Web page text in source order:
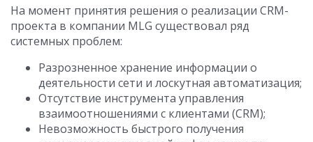
На момент принятия решения о реализации CRM-
проекта в компании MLG существовал ряд
системных проблем:
Разрозненное хранение информации о
деятельности сети и лоскутная автоматизация;
Отсутствие инструмента управления
взаимоотношениями с клиентами (CRM);
Невозможность быстрого получения